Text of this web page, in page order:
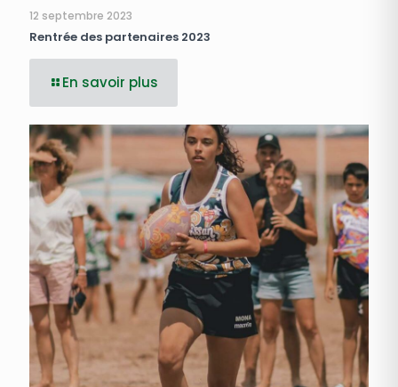
12 septembre 2023
Rentrée des partenaires 2023
En savoir plus